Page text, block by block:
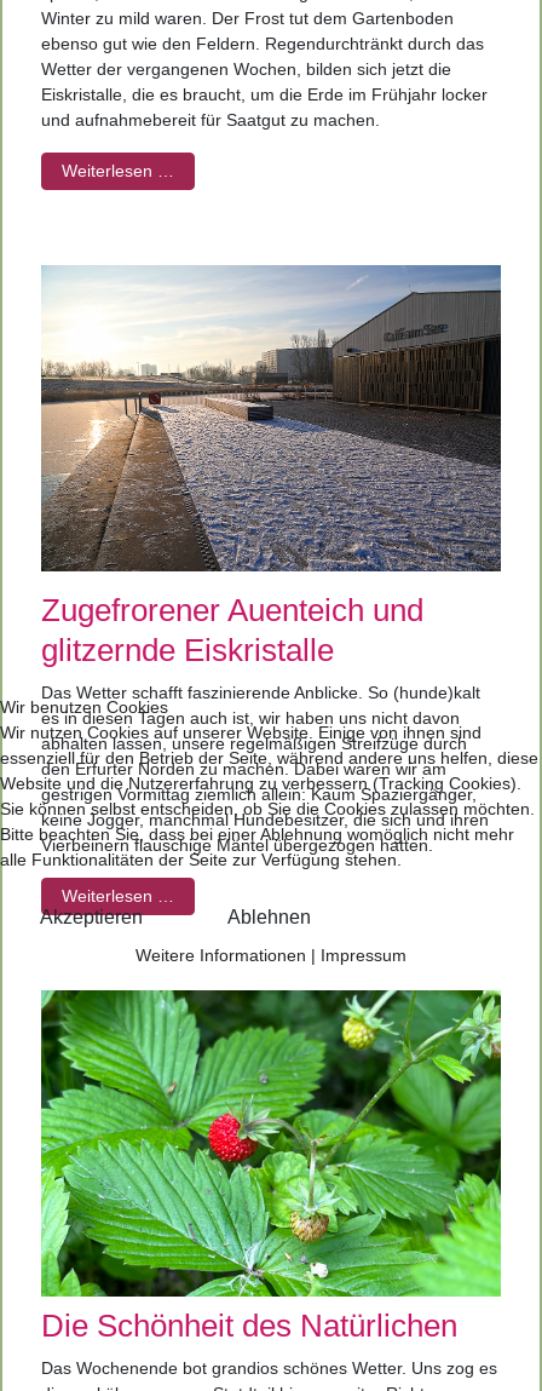
Winter zu mild waren. Der Frost tut dem Gartenboden
ebenso gut wie den Feldern. Regendurchtränkt durch das
Wetter der vergangenen Wochen, bilden sich jetzt die
Eiskristalle, die es braucht, um die Erde im Frühjahr locker
und aufnahmebereit für Saatgut zu machen.
Weiterlesen …
Zugefrorener Auenteich und
glitzernde Eiskristalle
Das Wetter schafft faszinierende Anblicke. So (hunde)kalt
es in diesen Tagen auch ist, wir haben uns nicht davon
abhalten lassen, unsere regelmäßigen Streifzüge durch
den Erfurter Norden zu machen. Dabei waren wir am
gestrigen Vormittag ziemlich allein: Kaum Spaziergänger,
keine Jogger, manchmal Hundebesitzer, die sich und ihren
Vierbeinern flauschige Mäntel übergezogen hatten.
Weiterlesen …
Die Schönheit des Natürlichen
Das Wochenende bot grandios schönes Wetter. Uns zog es
Wir benutzen Cookies
Wir nutzen Cookies auf unserer Website. Einige von ihnen sind
essenziell für den Betrieb der Seite, während andere uns helfen, diese
Website und die Nutzererfahrung zu verbessern (Tracking Cookies).
Sie können selbst entscheiden, ob Sie die Cookies zulassen möchten.
Bitte beachten Sie, dass bei einer Ablehnung womöglich nicht mehr
alle Funktionalitäten der Seite zur Verfügung stehen.
Akzeptieren Ablehnen
Weitere Informationen | Impressum